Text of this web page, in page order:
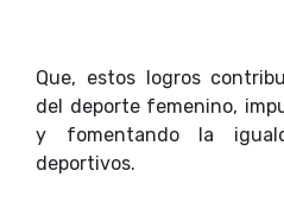
Que, estos logros
del deporte femenino,
y fomentando la
deportivos.